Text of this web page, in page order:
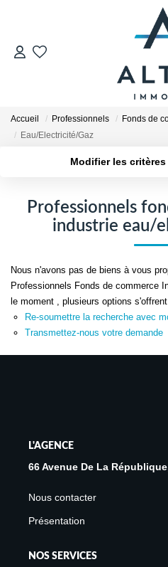
Biens
GESTION
Avis
Biens
À La
Présentation
Accueil Professionnels Fonds de
Eau/Electricité/Gaz
Modifier les
Sélectionnez...
Type de bien
Créer une alerte
Professionnels
industrie eau/
Nous n'avons pas de biens à vous
Professionnels Fonds de commerce
le moment , plusieurs options
Re-soumettre la recherche avec
Transmettez-nous votre demande
L'AGENCE
66 Avenue De La
Nous contacter
Présentation
NOS SERVICES